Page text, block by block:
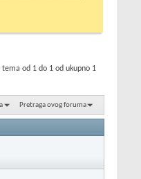
tema od 1 do 1 od ukupno 1
Pretraga ovog foruma